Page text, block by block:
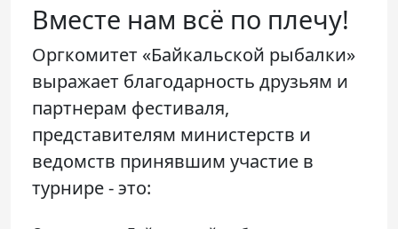
Вместе нам всё по плечу!
Оргкомитет «Байкальской рыбалки»
выражает благодарность друзьям и
партнерам фестиваля,
представителям министерств и
ведомств принявшим участие в
турнире - это: